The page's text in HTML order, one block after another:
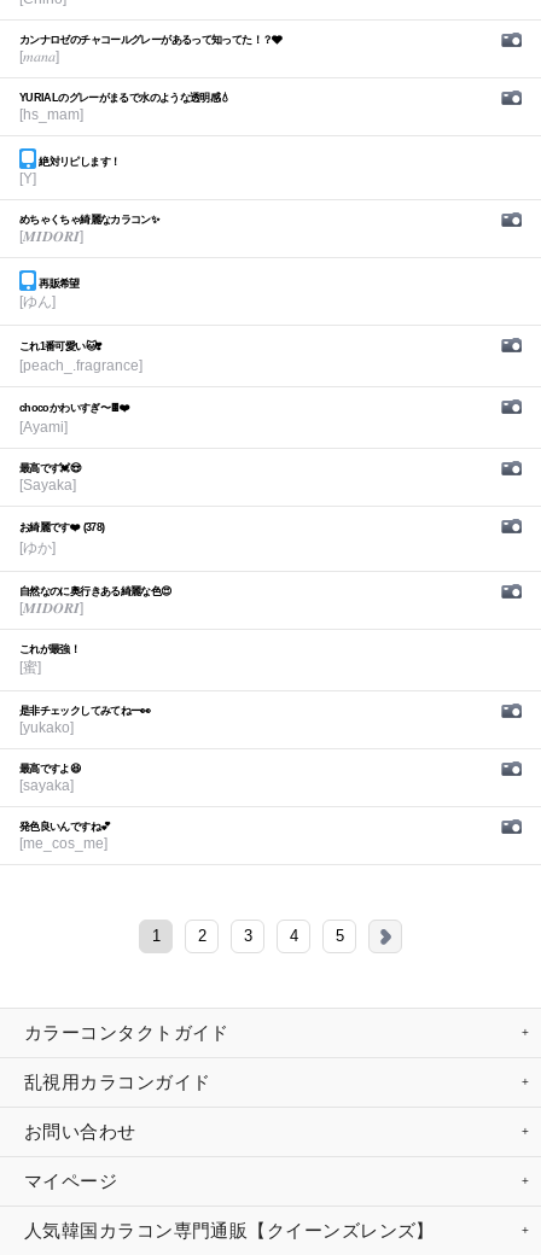
カンナロゼのチャコールグレーがあるって知ってた！？🩶
[𝑚𝑎𝑛𝑎]
YURIALのグレーがまるで水のような透明感💧
[hs_mam]
絶対リピします！
[Y]
めちゃくちゃ綺麗なカラコン✨
[𝑴𝑰𝑫𝑶𝑹𝑰]
再販希望
[ゆん]
これ1番可愛い🐱❣️
[peach_.fragrance]
chocoかわいすぎ〜🍫❤️
[Ayami]
最高です💓😍
[Sayaka]
お綺麗です❤️ (378)
[ゆか]
自然なのに奥行きある綺麗な色😍
[𝑴𝑰𝑫𝑶𝑹𝑰]
これが最強！
[蜜]
是非チェックしてみてねー👀
[yukako]
最高ですよ😆
[sayaka]
発色良いんですね💕︎
[me_cos_me]
1 2 3 4 5
カラーコンタクトガイド
乱視用カラコンガイド
お問い合わせ
マイページ
人気韓国カラコン専門通販【クイーンズレンズ】